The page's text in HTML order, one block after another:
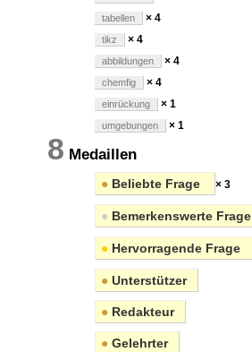
tabellen × 4
tikz × 4
abbildungen × 4
chemfig × 4
einrückung × 1
umgebungen × 1
8 Medaillen
● Beliebte Frage × 3
● Bemerkenswerte Frage
● Hervorragende Frage
● Unterstützer
● Redakteur
● Gelehrter